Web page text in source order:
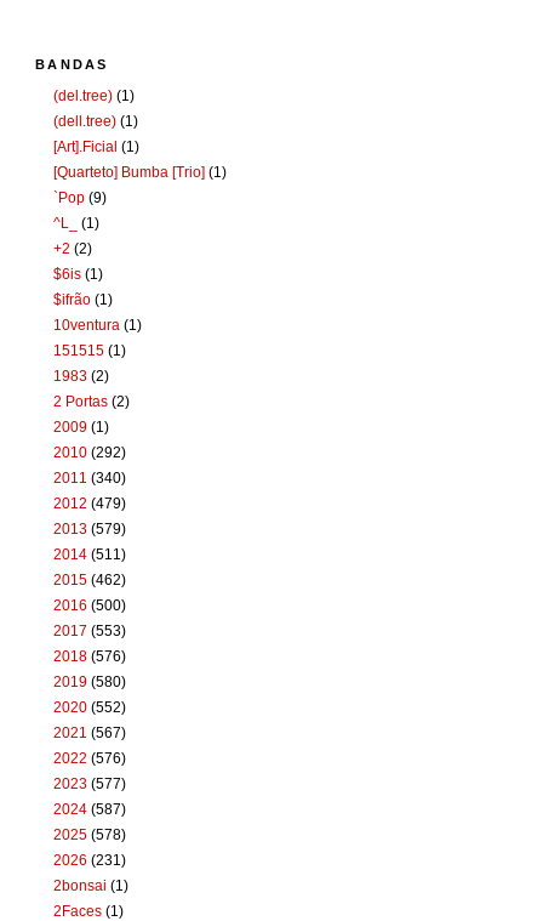
BANDAS
(del.tree) (1)
(dell.tree) (1)
[Art].Ficial (1)
[Quarteto] Bumba [Trio] (1)
`Pop (9)
^L_
(1)
+2 (2)
$6is (1)
$ifrão (1)
10ventura (1)
151515 (1)
1983 (2)
2 Portas (2)
2009 (1)
2010 (292)
2011 (340)
2012 (479)
2013 (579)
2014 (511)
2015 (462)
2016 (500)
2017 (553)
2018 (576)
2019 (580)
2020 (552)
2021 (567)
2022 (576)
2023 (577)
2024 (587)
2025 (578)
2026 (231)
2bonsai (1)
2Faces (1)